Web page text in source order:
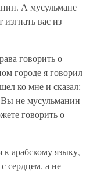
А мусульмане
вас из
говорить о
городе я говорил
ко мне и сказал:
не мусульманин
говорить о
арабскому языку,
сердцем, а не